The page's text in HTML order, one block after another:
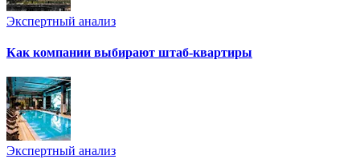
Экспертный анализ
Как компании выбирают штаб-квартиры
Экспертный анализ